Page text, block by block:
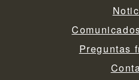
Preguntas